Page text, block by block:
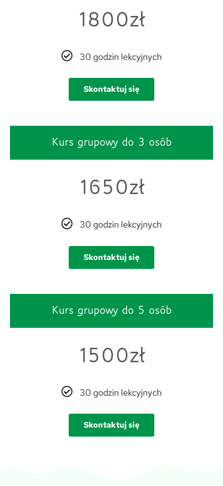
1800zł
30 godzin lekcyjnych
Skontaktuj się
Kurs grupowy do 3 osób
1650zł
30 godzin lekcyjnych
Skontaktuj się
Kurs grupowy do 5 osób
1500zł
30 godzin lekcyjnych
Skontaktuj się